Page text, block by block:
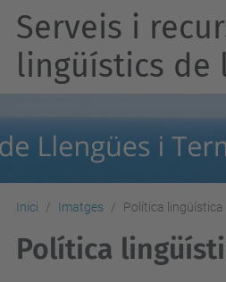
Serveis i
lingüístics de
Inici Imatges Política lingüística
Política